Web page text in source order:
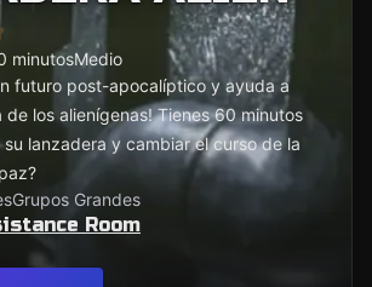
minutosMedio
futuro post-apocalíptico y ayuda a
de los alienígenas! Tienes 60 minutos
lanzadera y cambiar el curso de la
Grupos Grandes
Room